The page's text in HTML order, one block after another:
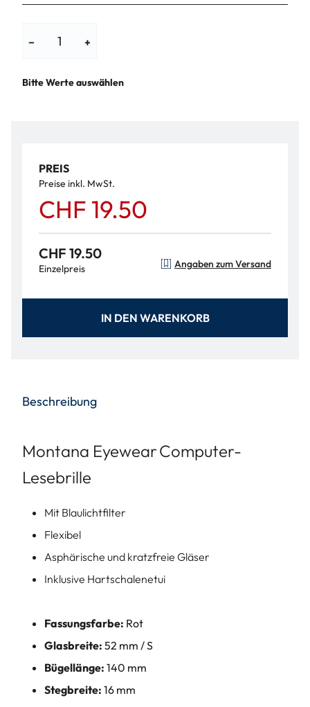
− +
Bitte Werte auswählen
PREIS
Preise inkl. MwSt.
CHF 19.50
CHF 19.50
Einzelpreis Angaben zum Versand
IN DEN WARENKORB
Beschreibung
Montana EyewearComputer-
Lesebrille
Mit Blaulichtfilter
Flexibel
Asphärische und kratzfreie Gläser
Inklusive Hartschalenetui
Fassungsfarbe: Rot
Glasbreite: 52 mm / S
Bügellänge: 140 mm
Stegbreite: 16 mm